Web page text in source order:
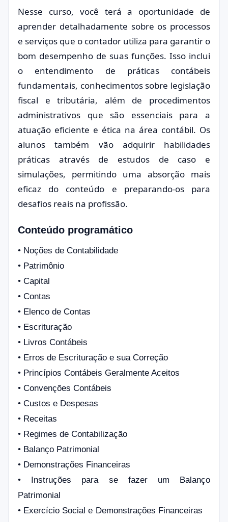
Nesse curso, você terá a oportunidade de
aprender detalhadamente sobre os processos
e serviços que o contador utiliza para garantir o
bom desempenho de suas funções. Isso inclui
o entendimento de práticas contábeis
fundamentais, conhecimentos sobre legislação
fiscal e tributária, além de procedimentos
administrativos que são essenciais para a
atuação eficiente e ética na área contábil. Os
alunos também vão adquirir habilidades
práticas através de estudos de caso e
simulações, permitindo uma absorção mais
eficaz do conteúdo e preparando-os para
desafios reais na profissão.
Conteúdo programático
• Noções de Contabilidade
• Patrimônio
• Capital
• Contas
• Elenco de Contas
• Escrituração
• Livros Contábeis
• Erros de Escrituração e sua Correção
• Princípios Contábeis Geralmente Aceitos
• Convenções Contábeis
• Custos e Despesas
• Receitas
• Regimes de Contabilização
• Balanço Patrimonial
• Demonstrações Financeiras
•
Instruções para se fazer um Balanço
Patrimonial
• Exercício Social e Demonstrações Financeiras